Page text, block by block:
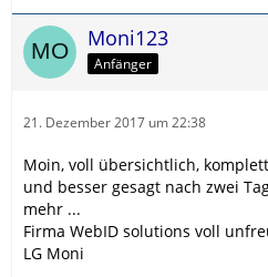
Moni123
Anfänger
21. Dezember 2017 um 22:38
Moin, voll übersichtlich,
und besser gesagt nach zwei
mehr ...
Firma WebID solutions voll
LG Moni